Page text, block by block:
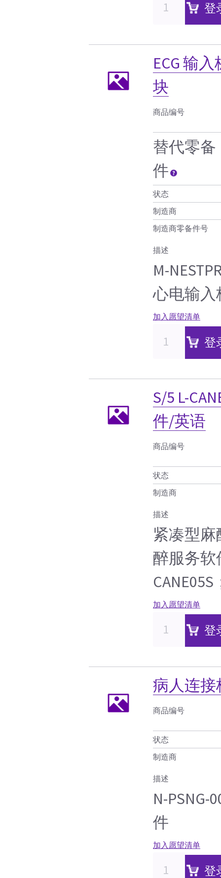
登
ECG 输
块
商品编号
替代零备
件
状态
制造商
制造商零备件号
描述
M-
心电输入
加入愿望清单
登
S/5 L-
件/英语
商品编号
状态
制造商
描述
紧凑型
醉服务软
加入愿望清单
登
病人连接
商品编号
状态
制造商
描述
N-
件
加入愿望清单
登